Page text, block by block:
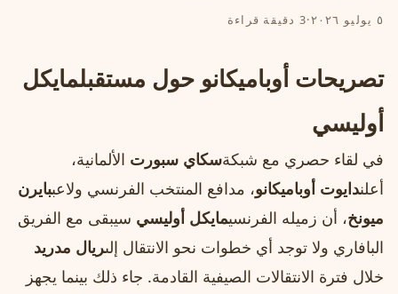
٥ يوليو ٢٠٢٦ ·3 دقيقة قراءة
تصريحات أوباميكانو حول مستقبلمايكل
أوليسي
في لقاء حصري مع شبكةسكاي سبورت الألمانية،
أعلندايوت أوباميكانو، مدافع المنتخب الفرنسي ولاعببايرن
ميونخ، أن زميله الفرنسيمايكل أوليسي سيبقى مع الفريق
البافاري ولا توجد أي خطوات نحو الانتقال إلىريال مدريد
خلال فترة الانتقالات الصيفية القادمة. جاء ذلك بينما يجهز